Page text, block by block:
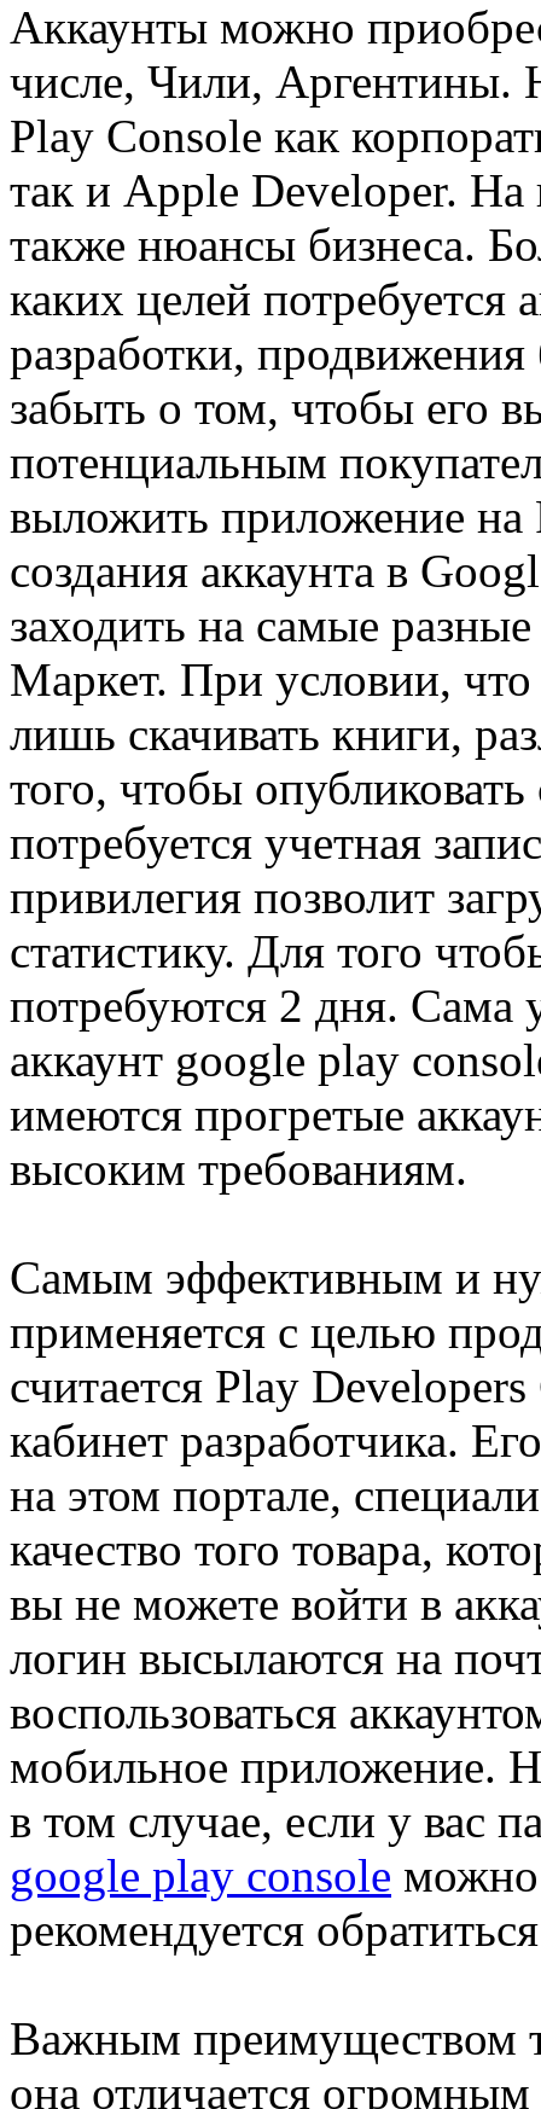
Аккаунты можно
числе, Чили, Аргентины.
Play Console как
так и Apple Developer. На
также нюансы бизнеса.
каких целей потребуется
разработки,
забыть о том, чтобы его
потенциальным
выложить приложение
создания аккаунта в
заходить на самые
Маркет. При условии, что
лишь скачивать книги,
того, чтобы
потребуется учетная
привилегия позволит
статистику. Для того
потребуются 2 дня. Сама
аккаунт google play
имеются прогретые
высоким требованиям.
Самым эффективным и
применяется с целью
считается Play
кабинет разработчика.
на этом портале,
качество того товара,
вы не можете войти в
логин высылаются на
воспользоваться
мобильное приложение.
в том случае, если у вас
google play console можно
рекомендуется
Важным преимуществом
она отличается